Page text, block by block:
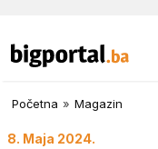
Početna » Magazin
8. Maja 2024.